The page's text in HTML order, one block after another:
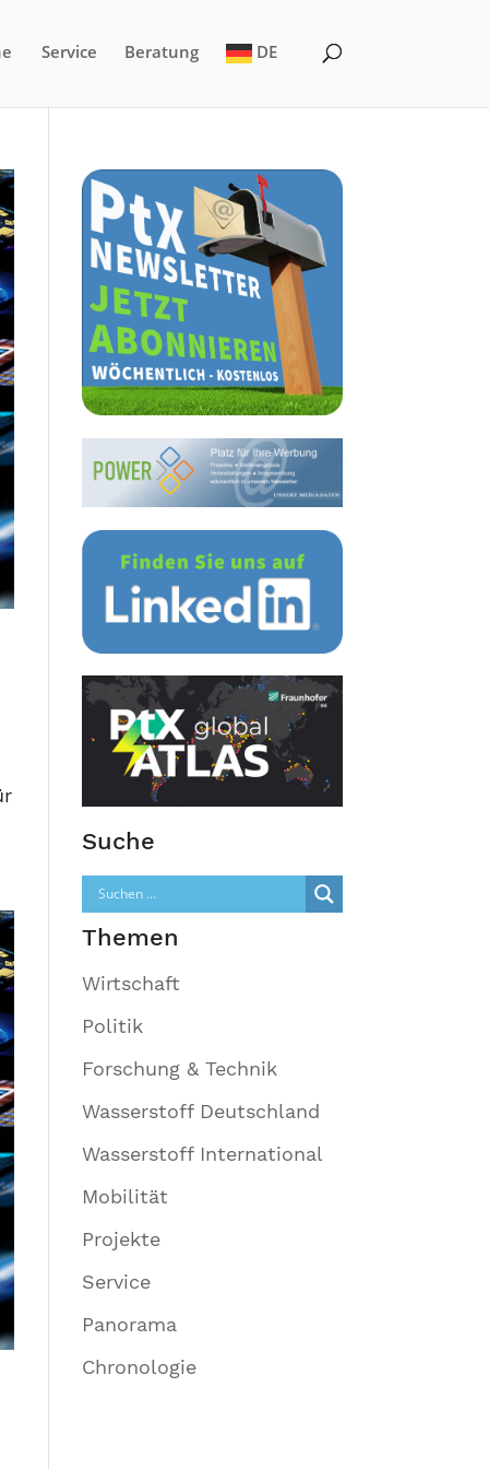
Service Beratung DE
Suche
Themen
Wirtschaft
Politik
Forschung & Technik
Wasserstoff Deutschland
Wasserstoff International
Mobilität
Projekte
Service
Panorama
Chronologie